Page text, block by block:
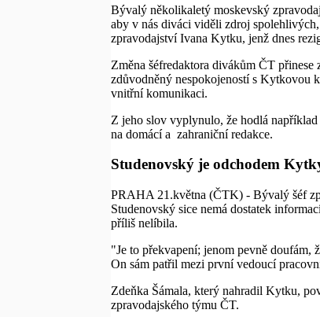
Bývalý několikaletý moskevský
aby v nás diváci viděli zdroj
zpravodajství Ivana Kytku, jenž dnes
Změna šéfredaktora divákům ČT
zdůvodněný nespokojeností s Kytkovou
vnitřní komunikaci.
Z jeho slov vyplynulo, že hodlá
na domácí a zahraniční redakce.
Studenovský je odchodem
PRAHA 21.května (ČTK) - Bývalý šéf
Studenovský sice nemá dostatek
příliš nelíbila.
"Je to překvapení; jenom pevně doufám,
On sám patřil mezi první vedoucí
Zdeňka Šámala, který nahradil Kytku,
zpravodajského týmu ČT.